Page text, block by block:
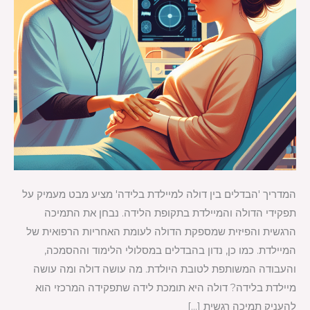
המדריך 'הבדלים בין דולה למיילדת בלידה' מציע מבט מעמיק על
תפקידי הדולה והמיילדת בתקופת הלידה. נבחן את התמיכה
הרגשית והפיזית שמספקת הדולה לעומת האחריות הרפואית של
המיילדת. כמו כן, נדון בהבדלים במסלולי הלימוד וההסמכה,
והעבודה המשותפת לטובת היולדת. מה עושה דולה ומה עושה
מיילדת בלידה? דולה היא תומכת לידה שתפקידה המרכזי הוא
להעניק תמיכה רגשית […]